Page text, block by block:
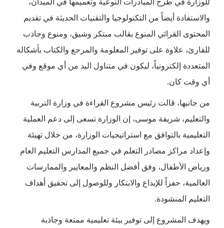
والاستفادة أيضاً من التكنولوجيا والتقنيات الحديثة في تقديم
المحتوى القرائي المنوع بقالب مبتكر وشيق، ومنوع وجاذب
للقارئ، علاوة على توفير المعلومة والمرجع والكتاب بأشكاله
المتعددة إلكترونياً، ليكون في متناول اليد من أي موقع وفي
أي وقت كان.
من جانبها، قالت رئيس مشروع القراءة في وزارة التربية
والتعليم، شريفة موسى، إن الوزارة تسعى إلى دعم العملية
التعليمية بالتوافق مع استراتيجيات الوزارة، من خلال تهيئة
وإعداد مراكز مصادر التعلم في جميع المدارس التعليم العام
ورياض الأطفال، وفق أفضل النظم والمعايير والممارسات
العالمية، حفزاً للإبداع والابتكار وللوصول إلى تحقيق أهداف
التعليم المنشودة.
ويهدف المشروع إلى توفير بيئة تعليمية ممتعة وجاذبة